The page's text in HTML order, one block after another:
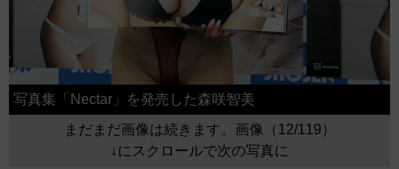
写真集「Nectar」を発売した森咲智美
まだまだ画像は続きます。画像（12/119）
↓にスクロールで次の写真に